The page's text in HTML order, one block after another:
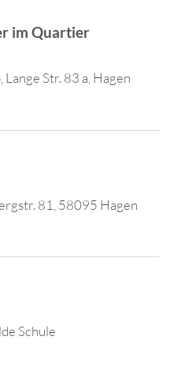
im Quartier
Str. 83 a, Hagen
81, 58095 Hagen
Schule